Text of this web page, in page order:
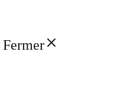
Fermer